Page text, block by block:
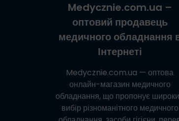
Medycznie.com.ua –
оптовий продавець
медичного обладнання
Інтернеті
Medycznie.com.ua — оптова
онлайн-магазин медичного
обладнання, що пропонує
вибір різноманітного медичного